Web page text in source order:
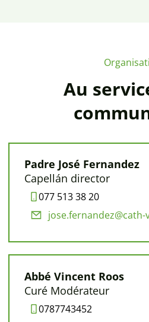
Au
Padre José Fernandez
Capellán director
077 513 38 20
jose.fernandez@cath-
Abbé Vincent Roos
Curé Modérateur
0787743452